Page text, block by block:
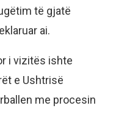
të gjatë
ai.
i vizitës ishte
e Ushtrisë
me procesin